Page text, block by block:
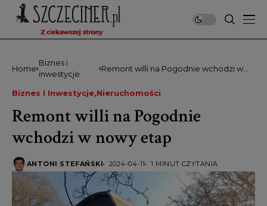
Home
Biznes i
inwestycje
Remont willi na Pogodnie wchodzi w
Biznes I Inwestycje Nieruchomości
Remont willi na Pogodnie
wchodzi w nowy etap
ANTONI STEFAŃSKI 2024-04-11 1 MINUT CZYTANIA